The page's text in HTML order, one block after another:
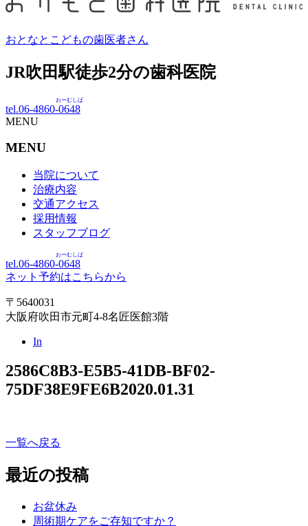
おとなとこどもの歯医者さん
JR吹田駅徒歩2分の歯科医院
tel.06-4860-0648
おーむしば
MENU
MENU
当院について
治療内容
交通アクセス
採用情報
スタッフブログ
tel.06-4860-0648
おーむしば
ネット予約はこちらから
〒5640031
大阪府吹田市元町4-8名匠医館3階
In
2586C8B3-E5B5-41DB-BF02-
75DF38E9FE6B2020.01.31
一覧へ戻る
最近の投稿
お盆休み
周術期ケアをご存知ですか？